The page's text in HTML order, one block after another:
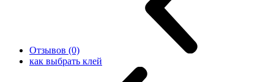
Отзывов (0)
как выбрать клей